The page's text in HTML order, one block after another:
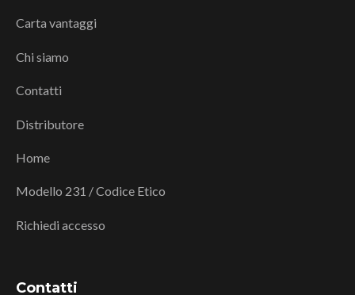
Carta vantaggi
Chi siamo
Contatti
Distributore
Home
Modello 231 / Codice Etico
Richiedi accesso
Contatti